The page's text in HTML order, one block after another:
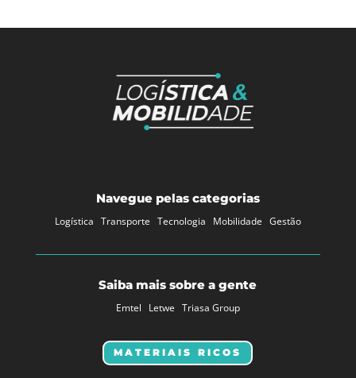
Navegue pelas categorias
Logística Transporte Tecnologia Mobilidade Gestão
Saiba mais sobre a gente
Emtel Letwe Triasa Group
MATERIAIS RICOS